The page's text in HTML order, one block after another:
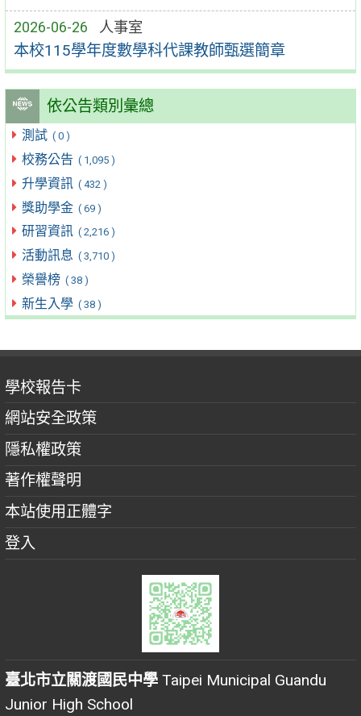
2026-06-26 人事室
本校115學年度數學科代課教師甄選簡章
依公告類別彙總
測試 ( 0 )
校務公告 ( 1,095 )
升學資訊 ( 432 )
獎助學金 ( 69 )
研習資訊 ( 2,216 )
活動訊息 ( 3,710 )
榮譽榜 ( 38 )
新生入學 ( 38 )
學校報告卡
網站安全政策
隱私權政策
著作權聲明
本站使用正體字
登入
臺北市立關渡國民中學 Taipei Municipal Guandu
Junior High School